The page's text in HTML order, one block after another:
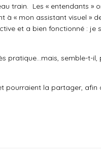
train. Les « entendants »
« mon assistant visuel »
et a bien fonctionné :
pratique…mais, semble-t-
la partager, afin